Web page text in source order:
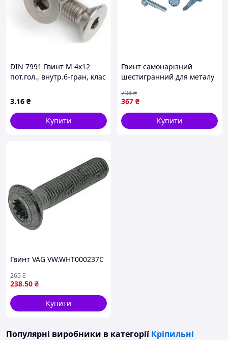
DIN 7991 Гвинт М 4х12
пот.гол., внутр.6-гран, клас
оцинкований
3.16 ₴
Купити
Гвинт самонарізний
шестигранний для металу
шт ТМ КРЕПТЕХ
367 ₴
734₴
Купити
Гвинт VAG VW.WHT000237C
238.50 ₴
265₴
Купити
Популярні виробники в категорії Кріпильні